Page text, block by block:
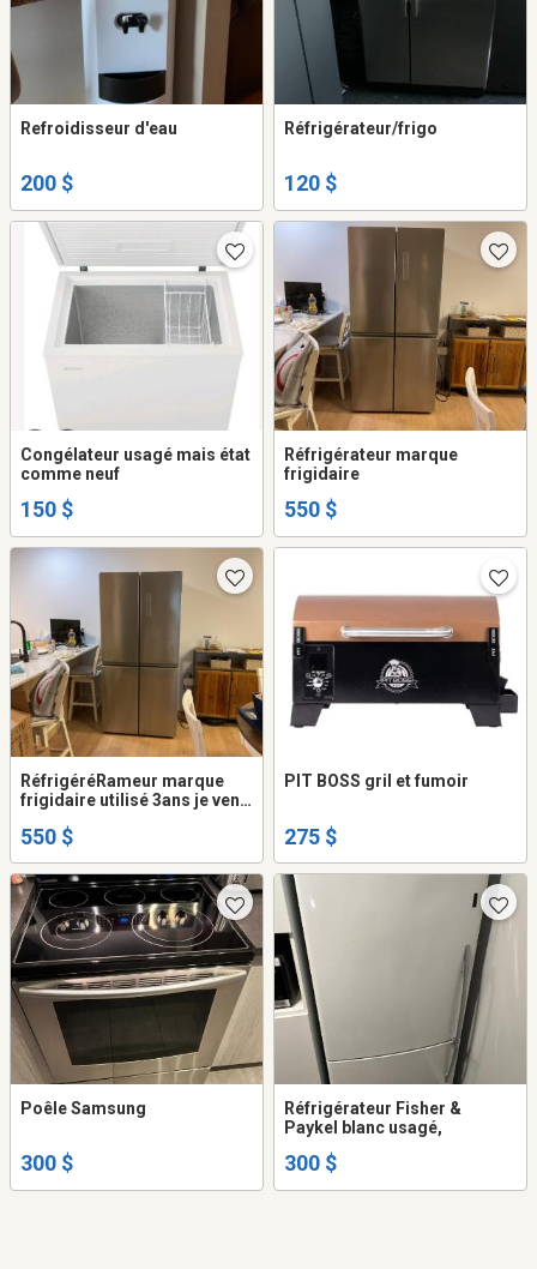
Refroidisseur d'eau
200 $
Réfrigérateur/frigo
120 $
Congélateur usagé mais état
comme neuf
150 $
Réfrigérateur marque
frigidaire
550 $
RéfrigéréRameur marque
frigidaire utilisé 3ans je vend
appartement plus petit
550 $
PIT BOSS gril et fumoir
275 $
Poêle Samsung
300 $
Réfrigérateur Fisher &
Paykel blanc usagé,
300 $